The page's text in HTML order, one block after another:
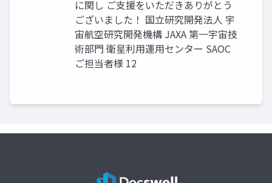
に関し ご支援をいただきありがとう
ございました！ 国立研究開発法人 宇
宙航空研究開発機構 JAXA 第一宇宙技
術部門 衛星利用運用センター SAOC
ご担当者様 12